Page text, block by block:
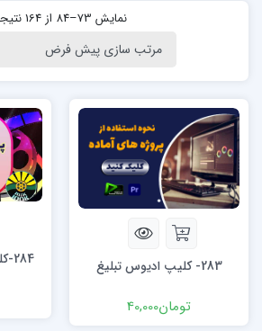
نمایش 73–84 از 164 نتیجه
283- کلیپ ادیوس تبلیغ
تومان40,000
284-کلیپ ادیوس فتو کلیپ